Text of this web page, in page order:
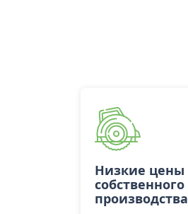
Низкие цены
собственного
производства